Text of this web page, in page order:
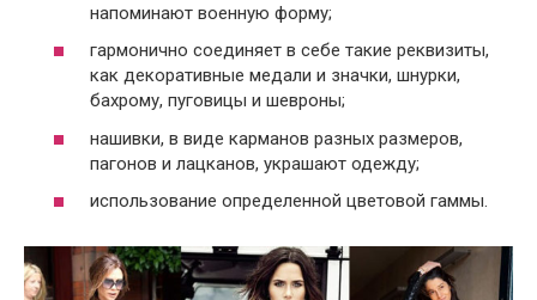
напоминают военную форму;
гармонично соединяет в себе такие реквизиты,
как декоративные медали и значки, шнурки,
бахрому, пуговицы и шевроны;
нашивки, в виде карманов разных размеров,
пагонов и лацканов, украшают одежду;
использование определенной цветовой гаммы.